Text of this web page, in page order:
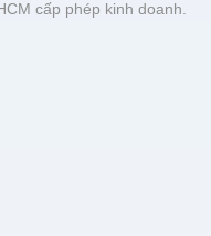
cấp phép kinh doanh.